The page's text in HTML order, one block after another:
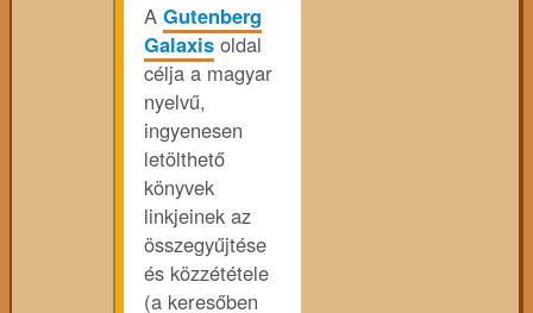
A Gutenberg
Galaxis oldal
célja a magyar
nyelvű,
ingyenesen
letölthető
könyvek
linkjeinek az
összegyűjtése
és közzététele
(a keresőben